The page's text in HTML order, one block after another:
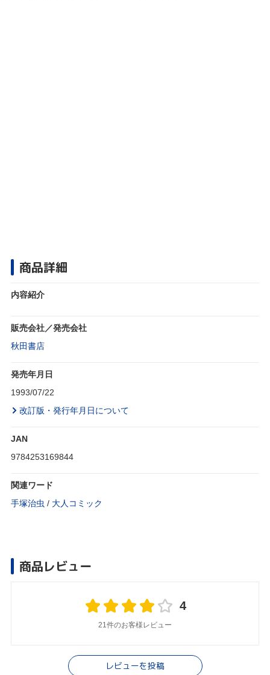
商品詳細
内容紹介
販売会社／発売会社
秋田書店
発売年月日
1993/07/22
改訂版・発行年月日について
JAN
9784253169844
関連ワード
手塚治虫 / 大人コミック
商品レビュー
4
21件のお客様レビュー
レビューを投稿